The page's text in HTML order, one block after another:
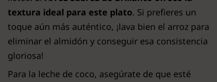
textura ideal para este plato. Si prefieres un
toque aún más auténtico, ¡lava bien el arroz para
eliminar el almidón y conseguir esa consistencia
gloriosa!
Para la leche de coco, asegúrate de que esté